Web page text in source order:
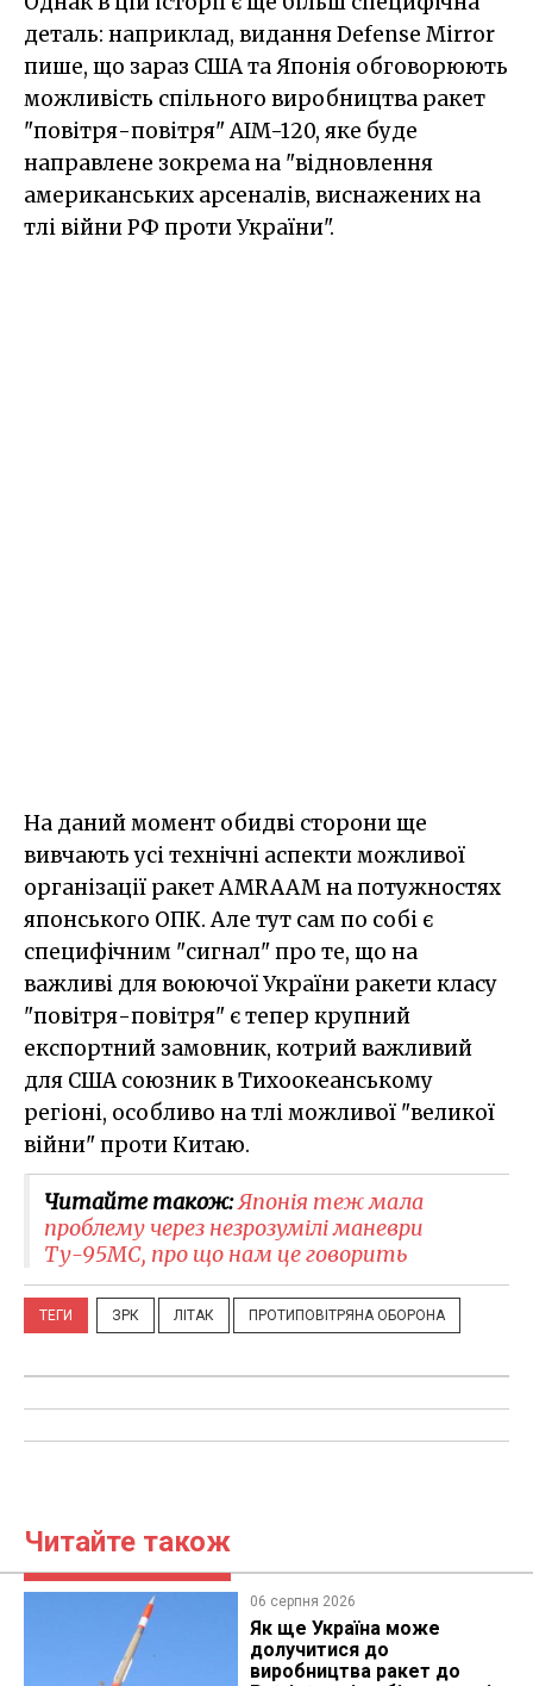
деталь: наприклад, видання Defense Mirror
пише, що зараз США та Японія обговорюють
можливість спільного виробництва ракет
"повітря-повітря" AIM-120, яке буде
направлене зокрема на "відновлення
американських арсеналів, виснажених на
тлі війни РФ проти України".
На даний момент обидві сторони ще
вивчають усі технічні аспекти можливої
організації ракет AMRAAM на потужностях
японського ОПК. Але тут сам по собі є
специфічним "сигнал" про те, що на
важливі для воюючої України ракети класу
"повітря-повітря" є тепер крупний
експортний замовник, котрий важливий
для США союзник в Тихоокеанському
регіоні, особливо на тлі можливої "великої
війни" проти Китаю.
Читайте також:Японія теж мала
проблему через незрозумілі маневри
Ту-95МС, про що нам це говорить
ТЕГИ ЗРК ЛІТАК ПРОТИПОВІТРЯНА ОБОРОНА
Читайте також
06 серпня 2026
Як ще Україна може
долучитися до
виробництва ракет до